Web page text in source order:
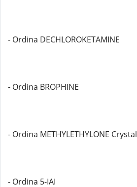
- Ordina DECHLOROKETAMINE
- Ordina BROPHINE
- Ordina METHYLETHYLONE Crystal
- Ordina 5-IAI